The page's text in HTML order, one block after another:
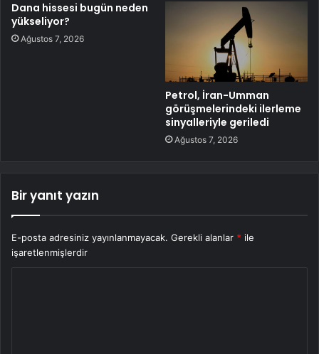
Dana hissesi bugün neden
yükseliyor?
Ağustos 7, 2026
Petrol, İran-Umman
görüşmelerindeki ilerleme
sinyalleriyle geriledi
Ağustos 7, 2026
Bir yanıt yazın
E-posta adresiniz yayınlanmayacak. Gerekli alanlar * ile
işaretlenmişlerdir